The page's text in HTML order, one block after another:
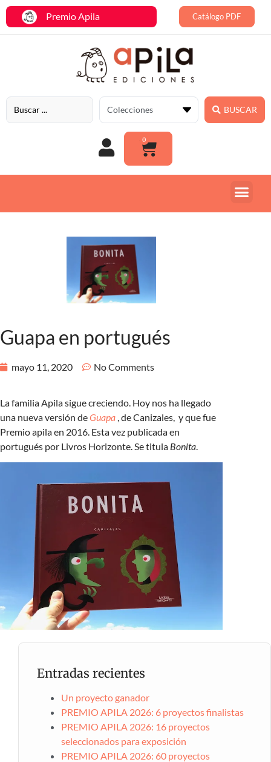
Premio Apila Catálogo PDF
BUSCAR
0
Guapa en portugués
mayo 11, 2020 No Comments
La familia Apila sigue creciendo. Hoy nos ha llegado
una nueva versión deGuapa , de Canizales, y que fue
Premio apila en 2016. Esta vez publicada en
portugués por Livros Horizonte. Se titula Bonita.
Entradas recientes
Un proyecto ganador
PREMIO APILA 2026: 6 proyectos finalistas
PREMIO APILA 2026: 16 proyectos
seleccionados para exposición
PREMIO APILA 2026: 60 proyectos